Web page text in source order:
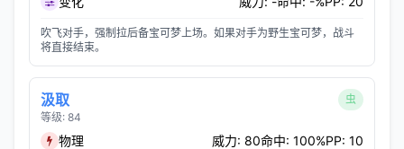
吹飞对手，强制拉后备宝可梦上场。如果对手为野生宝可梦，战斗
将直接结束。
汲取
等级: 84
虫
物理 威力: 80命中: 100%PP: 10